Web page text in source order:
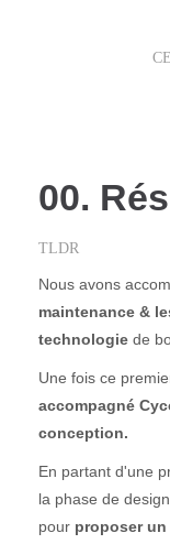
00.
TLDR
Nous avons
maintenance &
technologie de
Une fois ce
accompagné
conception.
En partant d'une
la phase de
pour proposer